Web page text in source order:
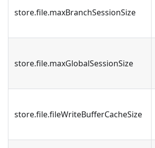
store.file.maxBranchSessionSize
store.file.maxGlobalSessionSize
store.file.fileWriteBufferCacheSize